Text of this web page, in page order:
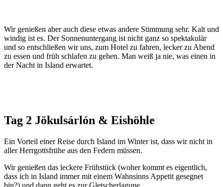
Wir genießen aber auch diese etwas andere Stimmung sehr. Kalt und
windig ist es. Der Sonnenuntergang ist nicht ganz so spektakulär
und so entschließen wir uns, zum Hotel zu fahren, lecker zu Abend
zu essen und früh schlafen zu gehen. Man weiß ja nie, was einen in
der Nacht in Island erwartet.
Tag 2 Jökulsárlón & Eishöhle
Ein Vorteil einer Reise durch Island im Winter ist, dass wir nicht in
aller Herrgottsfrühe aus den Federn müssen.
Wir genießen das leckere Frühstück (woher kommt es eigentlich,
dass ich in Island immer mit einem Wahnsinns Appetit gesegnet
bin?) und dann geht es zur Gletscherlagune.